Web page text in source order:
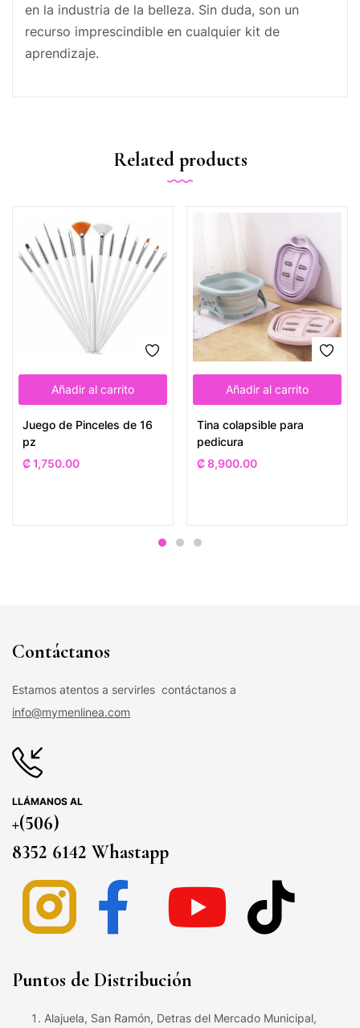
en la industria de la belleza. Sin duda, son un
recurso imprescindible en cualquier kit de
aprendizaje.
Related products
Añadir al carrito
Juego de Pinceles de 16
pz
₡1,750.00
Añadir al carrito
Tina colapsible para
pedicura
₡8,900.00
Contáctanos
Estamos atentos a servirles contáctanos a
info@mymenlinea.com
LLÁMANOS AL
+(506)
8352 6142 Whastapp
Puntos de Distribución
Alajuela, San Ramón, Detras del Mercado Municipal,